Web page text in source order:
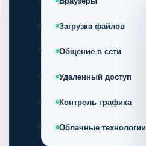
Загрузка файлов
Общение в сети
Удаленный доступ
Контроль трафика
Облачные технологии